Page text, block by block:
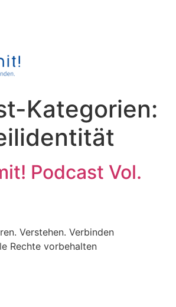
Kategorien:
Podcast Vol.
Verstehen. Verbinden
Rechte vorbehalten